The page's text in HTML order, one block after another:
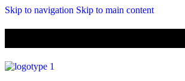
Skip to navigation Skip to main content